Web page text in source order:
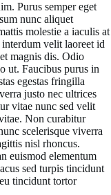
Purus semper eget
nunc aliquet
molestie a iaculis at
velit laoreet id
magnis dis. Odio
ut. Faucibus purus in
egestas fringilla
justo nec ultrices
vitae nunc sed velit
Non curabitur
scelerisque viverra
nisl rhoncus.
euismod elementum
sed turpis tincidunt
tincidunt tortor